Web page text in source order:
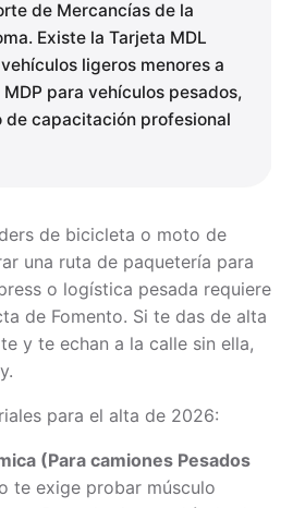
de Mercancías de la
Existe la Tarjeta MDL
ligeros menores a
para vehículos pesados,
de capacitación profesional
de bicicleta o moto de
una ruta de paquetería para
o logística pesada requiere
de Fomento. Si te das de alta
y te echan a la calle sin ella,
para el alta de 2026:
(Para camiones Pesados
te exige probar músculo